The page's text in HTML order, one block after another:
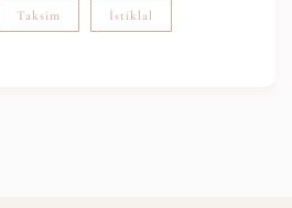
Taksim İstiklal